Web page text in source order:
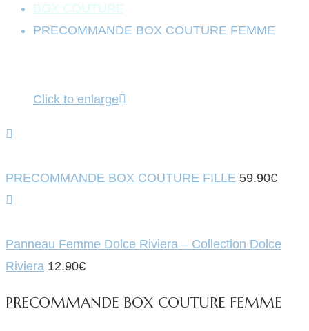
BOX COUTURE
PRECOMMANDE BOX COUTURE FEMME
Click to enlarge
PRECOMMANDE BOX COUTURE FILLE 59.90€
Panneau Femme Dolce Riviera – Collection Dolce
Riviera 12.90€
PRECOMMANDE BOX COUTURE FEMME